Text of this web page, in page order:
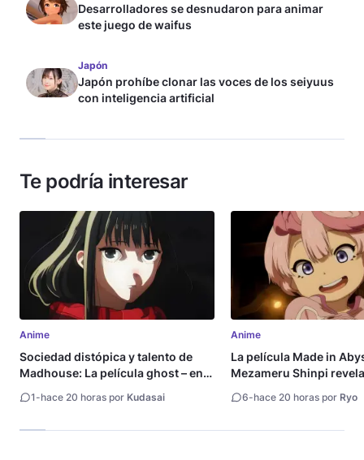
Desarrolladores se desnudaron para animar
este juego de waifus
Japón
Japón prohíbe clonar las voces de los seiyuus
con inteligencia artificial
Te podría interesar
Anime
Sociedad distópica y talento de
Madhouse: La película ghost – end
1-hace 20 horas por Kudasai
Anime
La película Made in
Mezameru Shinpi
6-hace 20 horas por Ryo